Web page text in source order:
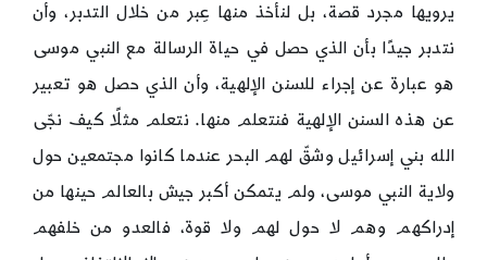
يرويها مجرد قصة، بل لنأخذ منها عِبر من خلال التدبر، وأن
نتدبر جيدًا بأن الذي حصل في حياة الرسالة مع النبي موسى
هو عبارة عن إجراء للسنن الإلهية، وأن الذي حصل هو تعبير
عن هذه السنن الإلهية فنتعلم منها. نتعلم مثلًا كيف نجّى
الله بني إسرائيل وشقّ لهم البحر عندما كانوا مجتمعين حول
ولاية النبي موسى، ولم يتمكن أكبر جيش بالعالم حينها من
إدراكهم وهم لا حول لهم ولا قوة، فالعدو من خلفهم